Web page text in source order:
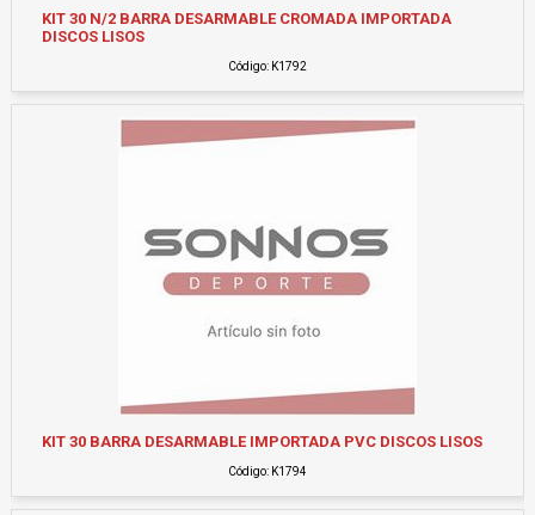
KIT 30 N/2 BARRA DESARMABLE CROMADA IMPORTADA
DISCOS LISOS
Código: K1792
KIT 30 BARRA DESARMABLE IMPORTADA PVC DISCOS LISOS
Código: K1794